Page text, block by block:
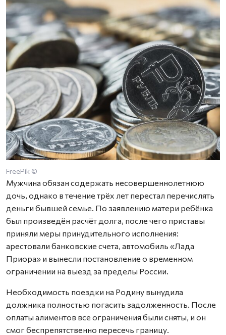
FreePik ©
Мужчина обязан содержать несовершеннолетнюю
дочь, однако в течение трёх лет перестал перечислять
деньги бывшей семье. По заявлению матери ребёнка
был произведён расчёт долга, после чего приставы
приняли меры принудительного исполнения:
арестовали банковские счета, автомобиль «Лада
Приора» и вынесли постановление о временном
ограничении на выезд за пределы России.
Необходимость поездки на Родину вынудила
должника полностью погасить задолженность. После
оплаты алиментов все ограничения были сняты, и он
смог беспрепятственно пересечь границу.